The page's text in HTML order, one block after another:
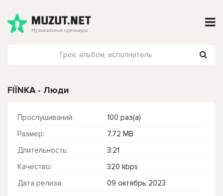
FIЇNKA - Люди
Прослушиваний:
100 раз(а)
Размер:
7.72 MB
Длительность:
3:21
Качество:
320 kbps
Дата релиза:
09 октябрь 2023